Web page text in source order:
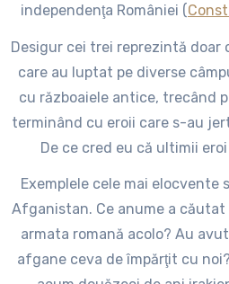
independenţa României (
Teodoroiu
) şi împotrivă forţelor
). Cei enumeraţi s-a
apăra, fiecare în felul lui,
român.
Desigur cei trei reprezintă doar
care au luptat pe diverse
cu războaiele antice, trecând
terminând cu eroii care s-au
De ce cred eu că ultimii
după acest moment
conflict în care să fie nevoită să
desfăşurat trupe prin diverse
Exemplele cele mai elocvente
Afganistan. Ce anume a
armata romană acolo? Au
afgane ceva de împărţit cu